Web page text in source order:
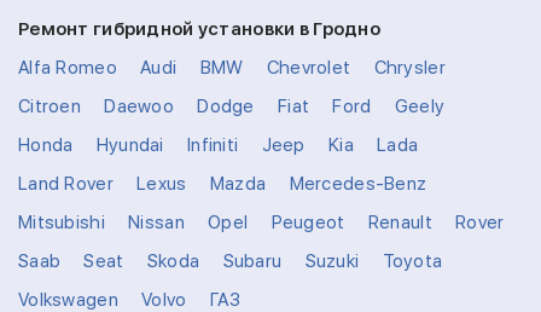
Ремонт гибридной установки в Гродно
Alfa Romeo
Audi BMW Chevrolet
Chrysler
Citroen
Daewoo Dodge Fiat Ford
Geely
Honda
Hyundai Infiniti Jeep Kia
Lada
Land Rover
Lexus Mazda
Mercedes-Benz
Mitsubishi
Nissan Opel Peugeot Renault
Rover
Saab
Seat Skoda Subaru Suzuki
Toyota
Volkswagen
Volvo ГАЗ